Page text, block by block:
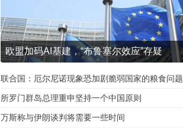
欧盟加码AI基建，“布鲁塞尔效应”存疑
联合国：厄尔尼诺现象恐加剧脆弱国家的粮食问题
所罗门群岛总理重申坚持一个中国原则
万斯称与伊朗谈判将需要一些时间